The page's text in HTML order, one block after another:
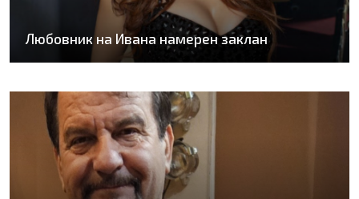
Любовник на Ивана намерен заклан